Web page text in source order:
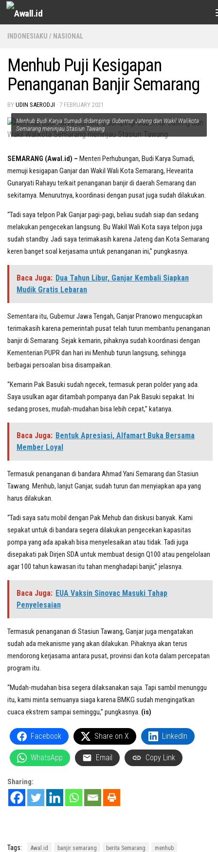
Skip to content
INDONESIAKU / NASIONAL
Menhub Puji Kesigapan
Penanganan Banjir Semarang
BY UDIN SAERODJI · 7 FEBRUARY 2021
Menhub Budi Karya Sumadi didampingi Gubernur Jateng dan Wakil Walikota
Semarang meninjau Stasiun Tawang
SEMARANG (Awal.id) – Menteri Perhubungan, Budi Karya Sumadi,
memuji kesigapan Ganjar dan Wakil Wali Kota Semarang, Hevearita
Gunaryati Rahayu terkait penanganan banjir di daerah Semarang dan
sekitarnya. Menurutnya, koordinasi dengan pusat juga sudah dilakukan.
“Tadi saya telpon Pak Ganjar pagi-pagi, beliau sudah siap dan sedang
melakukan pengecekan langsung. Bu Wakil Wali Kota saya telpon juga
sudah standby. Jadi saya terimakasih karena Jateng dan Kota Semarang
keren banget soal kerjasama untuk penanganan ini,” pungkasnya.
Baca Juga: Dua Tahun Libur, Ganjar Kembali Siapkan
Mudik Gratis Lebaran
Sementara itu, Gubernur Jawa Tengah, Ganjar Pranowo mengucapkan
terimakasih karena pemerintah pusat telah turun membantu penanganan
banjir di Semarang. Sejak kemarin, pihaknya sudah koordinasi dengan
Kementerian PUPR dan hari ini Menhub turun langsung, sehingga
berbagai persoalan bisa disampaikan.
“Kemarin Pak Basuki sudah ngecek, termasuk peran polder yang ada.
Saya usulkan agar ditambah pompanya dan Pak Basuki sepakat. Ini
sedang proses, mudah-mudahan bisa lebih cepat,” katanya.
Baca Juga: Bentuk Apresiasi, Alfamart Buka Bersama
Member Loyal
Termasuk penanganan di bandara Ahmad Yani Semarang dan Stasiun
Tawang. Menhub, lanjut Ganjar, sudah turun dan menyiapkan apa yang
harus dilakukan.
“Tadi saya satu mobil dengan Pak Mehub dan diskusi banyak. Kami
sepakat untuk di bandara segera dilakukan pengecekan kapasitas
pompa yang ada apakah bisa menyelesaikan atau tidak. Tadi juga
disepakati pak Dirjen SDA untuk membuat design Q100 atau pengelolaan
agar 100 tahun kawasan itu tahan menghadapi banjir,” jelasnya.
Baca Juga: EUA Vaksin Sinovac Masuki Tahap
Penyelesaian
Termasuk penanganan di Stasiun Tawang, Ganjar juga mengatakan
sudah ada mekanisme yang akan dilakukan. Pihaknya akan terus
mendorong kerjasama antara pusat, provinsi dan kota dalam percepatan
program itu.
“Mudah-mudahan bisa segera dilaksanakan saja. Tapi sambil menunggu
itu, kami minta semuanya siaga karena BMKG sudah mengingatkan
cuaca ekstrem sampai seminggu,” pungkasnya. (is)
Facebook Share on X LinkedIn
WhatsApp Email Copy Link
Sharing:
Tags: Awal.id banjir semarang berita Semarang menhub